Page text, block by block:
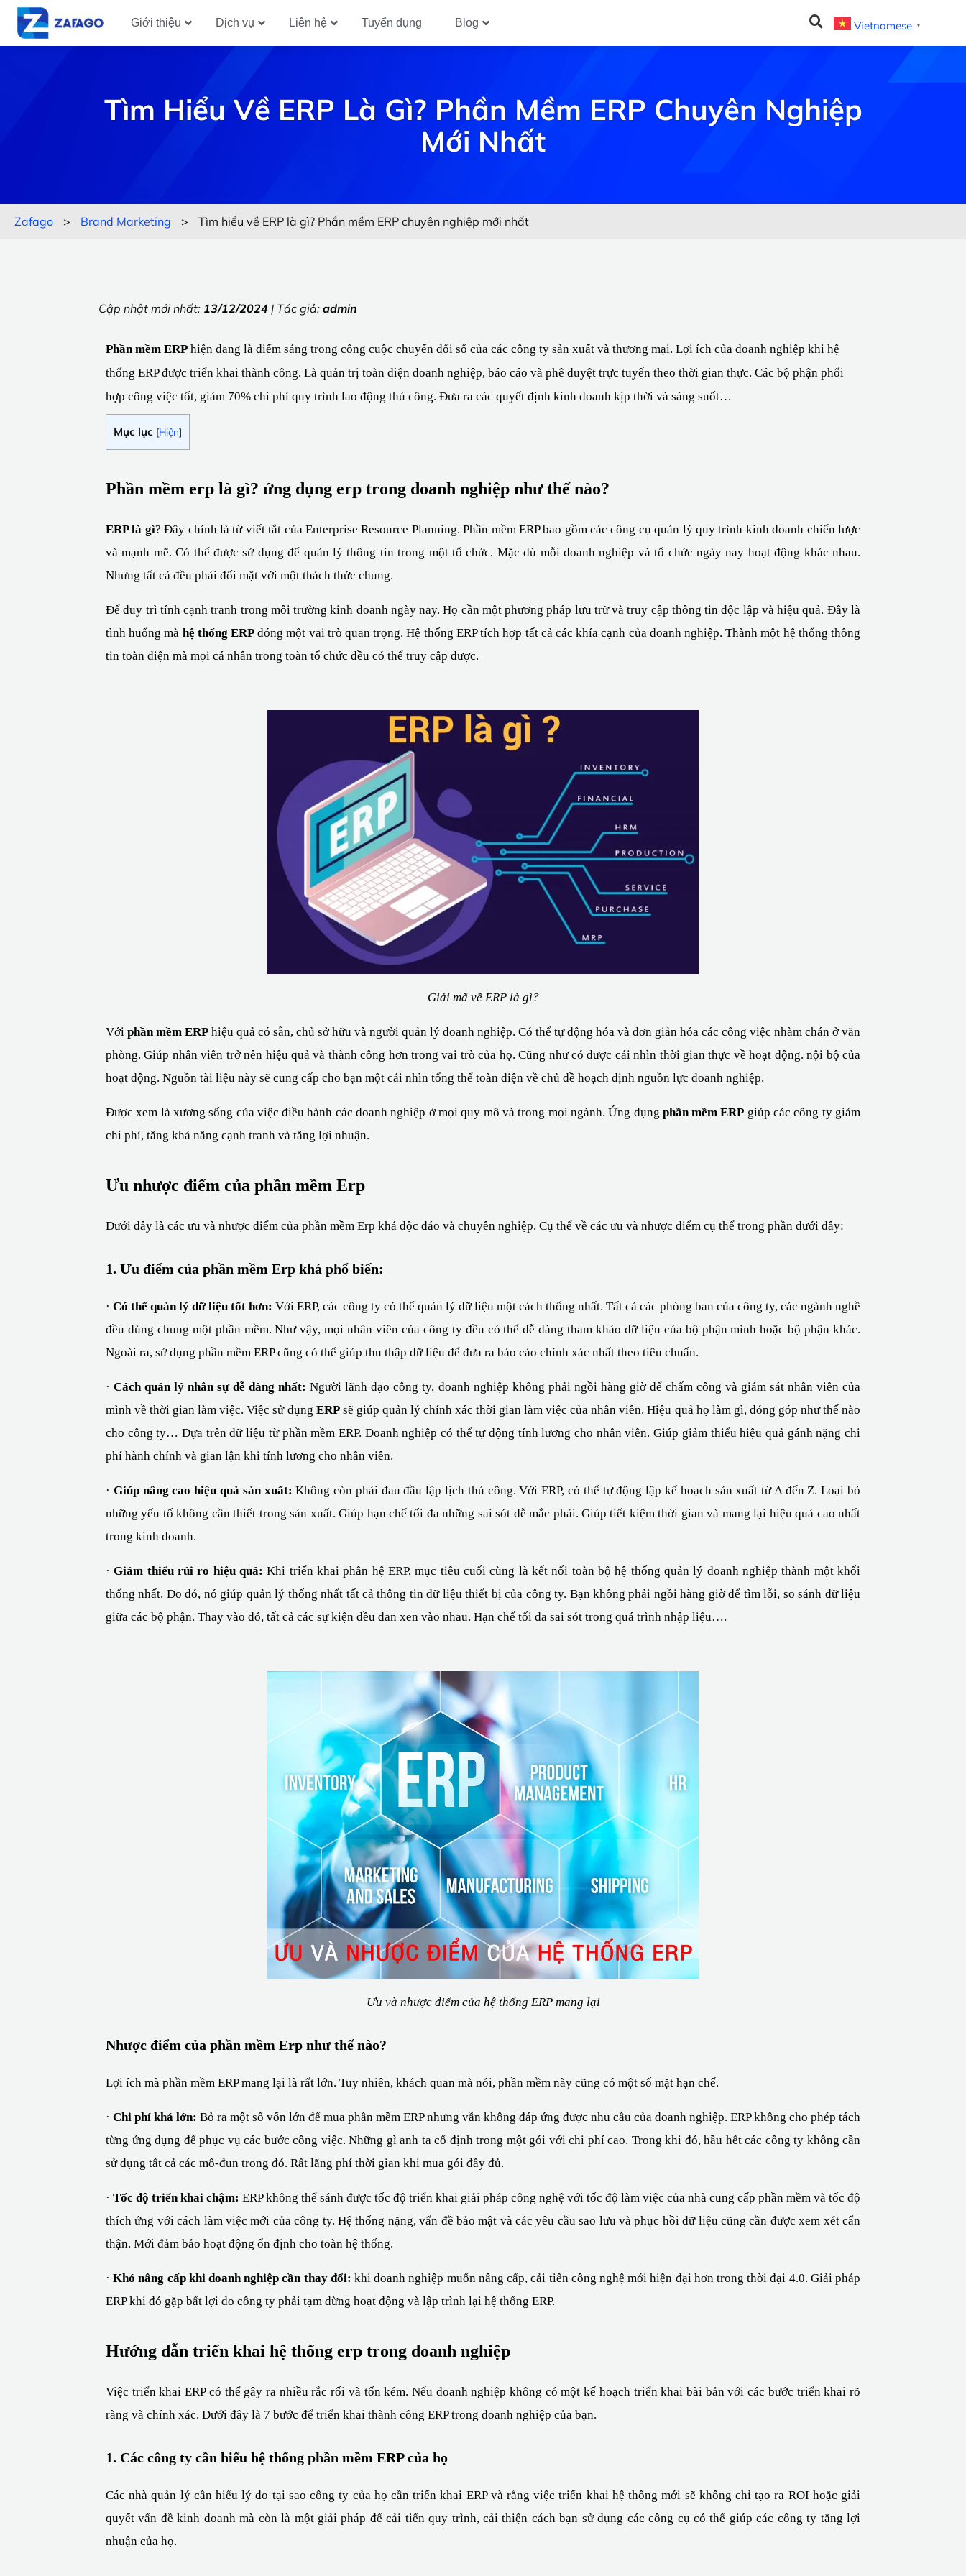
Giới thiệu Dịch vụ Liên hệ Tuyển dụng Blog Vietnamese ▼
Tìm Hiểu Về ERP Là Gì? Phần Mềm ERP Chuyên Nghiệp
Mới Nhất
Zafago > Brand Marketing > Tìm hiểu về ERP là gì? Phần mềm ERP chuyên nghiệp mới nhất
Cập nhật mới nhất: 13/12/2024 | Tác giả: admin
Phần mềm ERP hiện đang là điểm sáng trong công cuộc chuyển đổi số của các công ty sản xuất và thương mại. Lợi ích của doanh nghiệp khi hệ
thống ERP được triển khai thành công. Là quản trị toàn diện doanh nghiệp, báo cáo và phê duyệt trực tuyến theo thời gian thực. Các bộ phận phối
hợp công việc tốt, giảm 70% chi phí quy trình lao động thủ công. Đưa ra các quyết định kinh doanh kịp thời và sáng suốt…
Mục lục [Hiện]
Phần mềm erp là gì? ứng dụng erp trong doanh nghiệp như thế nào?
ERP là gì? Đây chính là từ viết tắt của Enterprise Resource Planning. Phần mềm ERP bao gồm các công cụ quản lý quy trình kinh doanh chiến lược
và mạnh mẽ. Có thể được sử dụng để quản lý thông tin trong một tổ chức. Mặc dù mỗi doanh nghiệp và tổ chức ngày nay hoạt động khác nhau.
Nhưng tất cả đều phải đối mặt với một thách thức chung.
Để duy trì tính cạnh tranh trong môi trường kinh doanh ngày nay. Họ cần một phương pháp lưu trữ và truy cập thông tin độc lập và hiệu quả. Đây là
tình huống mà hệ thống ERP đóng một vai trò quan trọng. Hệ thống ERP tích hợp tất cả các khía cạnh của doanh nghiệp. Thành một hệ thống thông
tin toàn diện mà mọi cá nhân trong toàn tổ chức đều có thể truy cập được.
Giải mã về ERP là gì?
Với phần mềm ERP hiệu quả có sẵn, chủ sở hữu và người quản lý doanh nghiệp. Có thể tự động hóa và đơn giản hóa các công việc nhàm chán ở văn
phòng. Giúp nhân viên trở nên hiệu quả và thành công hơn trong vai trò của họ. Cũng như có được cái nhìn thời gian thực về hoạt động. nội bộ của
hoạt động. Nguồn tài liệu này sẽ cung cấp cho bạn một cái nhìn tổng thể toàn diện về chủ đề hoạch định nguồn lực doanh nghiệp.
Được xem là xương sống của việc điều hành các doanh nghiệp ở mọi quy mô và trong mọi ngành. Ứng dụng phần mềm ERP giúp các công ty giảm
chi phí, tăng khả năng cạnh tranh và tăng lợi nhuận.
Ưu nhược điểm của phần mềm Erp
Dưới đây là các ưu và nhược điểm của phần mềm Erp khá độc đáo và chuyên nghiệp. Cụ thể về các ưu và nhược điểm cụ thể trong phần dưới đây:
1. Ưu điểm của phần mềm Erp khá phổ biến:
· Có thể quản lý dữ liệu tốt hơn: Với ERP, các công ty có thể quản lý dữ liệu một cách thống nhất. Tất cả các phòng ban của công ty, các ngành nghề
đều dùng chung một phần mềm. Như vậy, mọi nhân viên của công ty đều có thể dễ dàng tham khảo dữ liệu của bộ phận mình hoặc bộ phận khác.
Ngoài ra, sử dụng phần mềm ERP cũng có thể giúp thu thập dữ liệu để đưa ra báo cáo chính xác nhất theo tiêu chuẩn.
· Cách quản lý nhân sự dễ dàng nhất: Người lãnh đạo công ty, doanh nghiệp không phải ngồi hàng giờ để chấm công và giám sát nhân viên của
mình về thời gian làm việc. Việc sử dụng ERP sẽ giúp quản lý chính xác thời gian làm việc của nhân viên. Hiệu quả họ làm gì, đóng góp như thế nào
cho công ty… Dựa trên dữ liệu từ phần mềm ERP. Doanh nghiệp có thể tự động tính lương cho nhân viên. Giúp giảm thiểu hiệu quả gánh nặng chi
phí hành chính và gian lận khi tính lương cho nhân viên.
· Giúp nâng cao hiệu quả sản xuất: Không còn phải đau đầu lập lịch thủ công. Với ERP, có thể tự động lập kế hoạch sản xuất từ ​​A đến Z. Loại bỏ
những yếu tố không cần thiết trong sản xuất. Giúp hạn chế tối đa những sai sót dễ mắc phải. Giúp tiết kiệm thời gian và mang lại hiệu quả cao nhất
trong kinh doanh.
· Giảm thiểu rủi ro hiệu quả: Khi triển khai phân hệ ERP, mục tiêu cuối cùng là kết nối toàn bộ hệ thống quản lý doanh nghiệp thành một khối
thống nhất. Do đó, nó giúp quản lý thống nhất tất cả thông tin dữ liệu thiết bị của công ty. Bạn không phải ngồi hàng giờ để tìm lỗi, so sánh dữ liệu
giữa các bộ phận. Thay vào đó, tất cả các sự kiện đều đan xen vào nhau. Hạn chế tối đa sai sót trong quá trình nhập liệu….
Ưu và nhược điểm của hệ thống ERP mang lại
Nhược điểm của phần mềm Erp như thế nào?
Lợi ích mà phần mềm ERP mang lại là rất lớn. Tuy nhiên, khách quan mà nói, phần mềm này cũng có một số mặt hạn chế.
· Chi phí khá lớn: Bỏ ra một số vốn lớn để mua phần mềm ERP nhưng vẫn không đáp ứng được nhu cầu của doanh nghiệp. ERP không cho phép tách
từng ứng dụng để phục vụ các bước công việc. Những gì anh ta cố định trong một gói với chi phí cao. Trong khi đó, hầu hết các công ty không cần
sử dụng tất cả các mô-đun trong đó. Rất lãng phí thời gian khi mua gói đầy đủ.
· Tốc độ triển khai chậm: ERP không thể sánh được tốc độ triển khai giải pháp công nghệ với tốc độ làm việc của nhà cung cấp phần mềm và tốc độ
thích ứng với cách làm việc mới của công ty. Hệ thống nặng, vấn đề bảo mật và các yêu cầu sao lưu và phục hồi dữ liệu cũng cần được xem xét cẩn
thận. Mới đảm bảo hoạt động ổn định cho toàn hệ thống.
· Khó nâng cấp khi doanh nghiệp cần thay đổi: khi doanh nghiệp muốn nâng cấp, cải tiến công nghệ mới hiện đại hơn trong thời đại 4.0. Giải pháp
ERP khi đó gặp bất lợi do công ty phải tạm dừng hoạt động và lập trình lại hệ thống ERP.
Hướng dẫn triển khai hệ thống erp trong doanh nghiệp
Việc triển khai ERP có thể gây ra nhiều rắc rối và tốn kém. Nếu doanh nghiệp không có một kế hoạch triển khai bài bản với các bước triển khai rõ
ràng và chính xác. Dưới đây là 7 bước để triển khai thành công ERP trong doanh nghiệp của bạn.
1. Các công ty cần hiểu hệ thống phần mềm ERP của họ
Các nhà quản lý cần hiểu lý do tại sao công ty của họ cần triển khai ERP và rằng việc triển khai hệ thống mới sẽ không chỉ tạo ra ROI hoặc giải
quyết vấn đề kinh doanh mà còn là một giải pháp để cải tiến quy trình, cải thiện cách bạn sử dụng các công cụ có thể giúp các công ty tăng lợi
nhuận của họ.